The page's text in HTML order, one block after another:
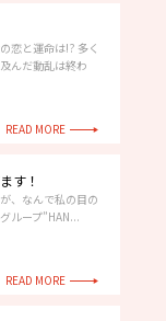
恋と運命は!? 多く
んだ動乱は終わ
READ MORE
す！
、なんで私の目の
ループ”HAN...
READ MORE